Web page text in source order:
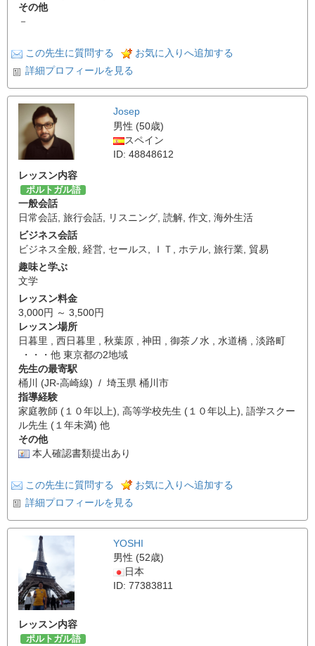
その他
－
この先生に質問する
お気に入りへ追加する
詳細プロフィールを見る
Josep
男性 (50歳)
スペイン
ID: 48848612
レッスン内容
ポルトガル語
一般会話
日常会話 旅行会話 リスニング 読解 作文 海外生活
ビジネス会話
ビジネス全般 経営 セールス ＩＴ ホテル 旅行業 貿易
趣味と学ぶ
文学
レッスン料金
3,000円 ～ 3,500円
レッスン場所
日暮里 , 西日暮里 , 秋葉原 , 神田 , 御茶ノ水 , 水道橋 , 淡路町
・・・他 東京都の2地域
先生の最寄駅
桶川 (JR-高崎線) / 埼玉県 桶川市
指導経験
家庭教師 (１０年以上), 高等学校先生 (１０年以上), 語学スクー
ル先生 (１年未満) 他
その他
本人確認書類提出あり
この先生に質問する
お気に入りへ追加する
詳細プロフィールを見る
YOSHI
男性 (52歳)
日本
ID: 77383811
レッスン内容
ポルトガル語